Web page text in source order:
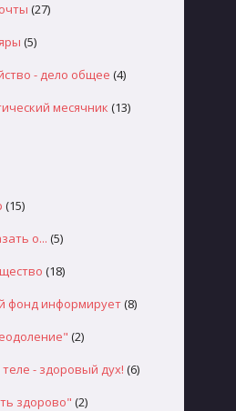
(27)
(5)
- дело общее (4)
месячник (13)
(15)
о... (5)
(18)
фонд информирует(8)
(2)
- здоровый дух! (6)
здорово" (2)